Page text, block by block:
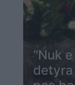
“Nuk